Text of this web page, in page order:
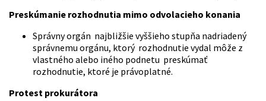
Preskúmanie rozhodnutia mimo odvolacieho konania
Správny orgán najbližšie vyššieho stupňa nadriadený
správnemu orgánu, ktorý rozhodnutie vydal môže z
vlastného alebo iného podnetu preskúmať
rozhodnutie, ktoré je právoplatné.
Protest prokurátora